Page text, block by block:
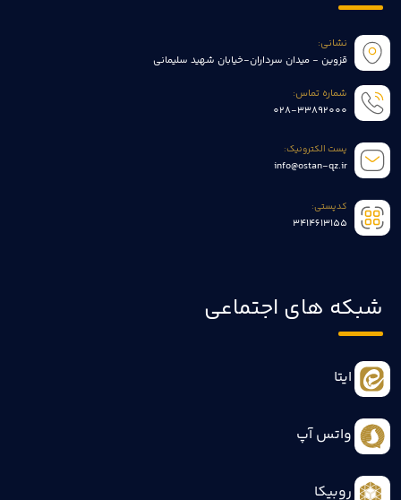
نشانی:
قزوین - میدان سرداران-خیابان شهید سلیمانی
شماره تماس:
028-33892000
پست الکترونیک:
info@ostan-qz.ir
کدپستی:
3414613155
شبکه های اجتماعی
ایتا
واتس آپ
روبیکا